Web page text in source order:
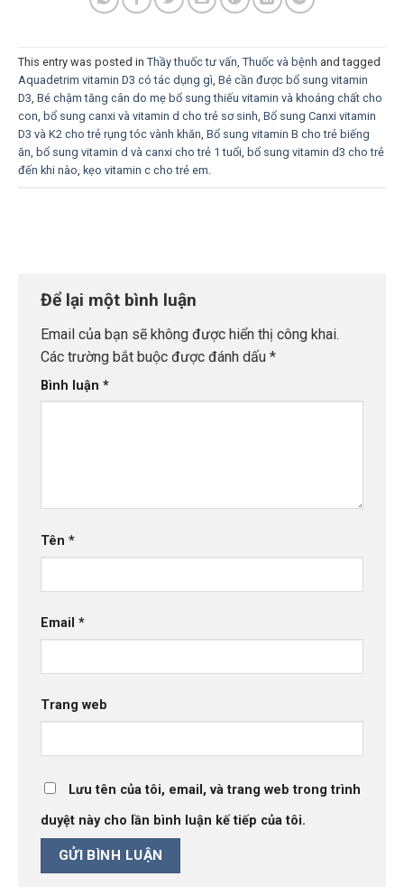
This entry was posted in Thầy thuốc tư vấn, Thuốc và bệnh and tagged
Aquadetrim vitamin D3 có tác dụng gì, Bé cần được bổ sung vitamin
D3, Bé chậm tăng cân do mẹ bổ sung thiếu vitamin và khoáng chất cho
con, bổ sung canxi và vitamin d cho trẻ sơ sinh, Bổ sung Canxi vitamin
D3 và K2 cho trẻ rụng tóc vành khăn, Bổ sung vitamin B cho trẻ biếng
ăn, bổ sung vitamin d và canxi cho trẻ 1 tuổi, bổ sung vitamin d3 cho trẻ
đến khi nào, kẹo vitamin c cho trẻ em.
Để lại một bình luận
Email của bạn sẽ không được hiển thị công khai.
Các trường bắt buộc được đánh dấu *
Bình luận *
Tên *
Email *
Trang web
Lưu tên của tôi, email, và trang web trong trình
duyệt này cho lần bình luận kế tiếp của tôi.